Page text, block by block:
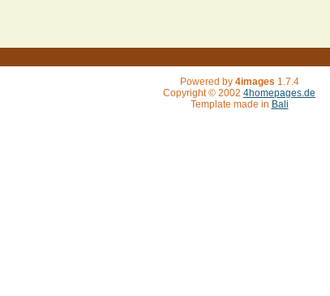
Powered by 4images 1.7.4
Copyright © 2002 4homepages.de
Template made in Bali